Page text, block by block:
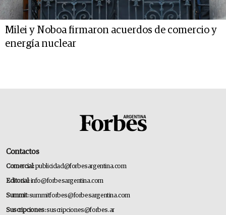
Milei y Noboa firmaron acuerdos de comercio y
energía nuclear
Contactos
Comercial:publicidad@forbesargentina.com
Editorial:info@forbesargentina.com
Summit:summitforbes@forbesargentina.com
Suscripciones:suscripciones@forbes.ar